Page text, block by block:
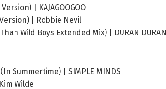
| KAJAGOOGOO
| Robbie Nevil
Wild Boys Extended Mix) | DURAN DURAN
Summertime) | SIMPLE MINDS
Wilde